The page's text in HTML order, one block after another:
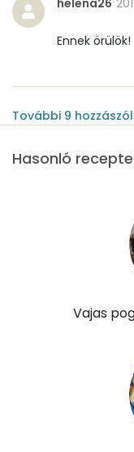
Ennek örülök!
További 9
Hasonló
Vajas